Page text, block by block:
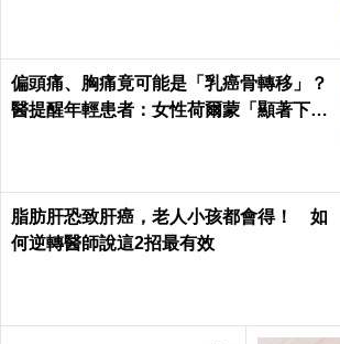
偏頭痛、胸痛竟可能是「乳癌骨轉移」？
醫提醒年輕患者：女性荷爾蒙「顯著下
脂肪肝恐致肝癌，老人小孩都會得！ 如
何逆轉醫師說這2招最有效